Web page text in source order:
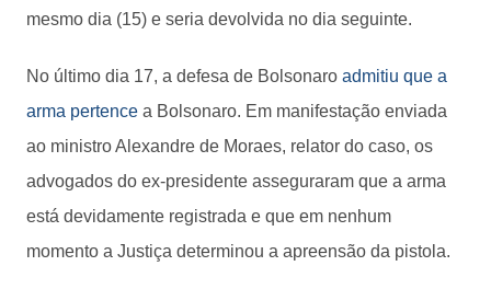
mesmo dia (15) e seria devolvida no dia seguinte.
No último dia 17, a defesa de Bolsonaro admitiu que a
arma pertence a Bolsonaro. Em manifestação enviada
ao ministro Alexandre de Moraes, relator do caso, os
advogados do ex-presidente asseguraram que a arma
está devidamente registrada e que em nenhum
momento a Justiça determinou a apreensão da pistola.